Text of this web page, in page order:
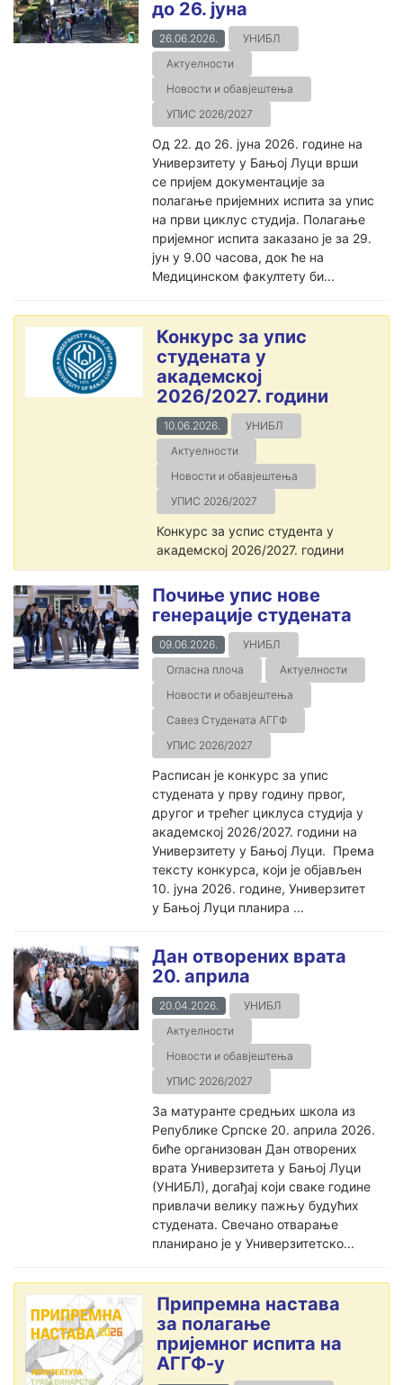
до 26. јуна
26.06.2026.
УНИБЛ
Актуелности
Новости и обавјештења
УПИС 2026/2027
Од 22. до 26. јуна 2026. године на
Универзитету у Бањој Луци врши
се пријем документације за
полагање пријемних испита за упис
на први циклус студија. Полагање
пријемног испита заказано је за 29.
јун у 9.00 часова, док ће на
Медицинском факултету би...
Конкурс за упис
студената у
академској
2026/2027. години
10.06.2026.
УНИБЛ
Актуелности
Новости и обавјештења
УПИС 2026/2027
Конкурс за успис студента у
академској 2026/2027. години
Почиње упис нове
генерације студената
09.06.2026.
УНИБЛ
Огласна плоча
Актуелности
Новости и обавјештења
Савез Студената АГГФ
УПИС 2026/2027
Расписан је конкурс за упис
студената у прву годину првог,
другог и трећег циклуса студија у
академској 2026/2027. години на
Универзитету у Бањој Луци. Према
тексту конкурса, који је објављен
10. јуна 2026. године, Универзитет
у Бањој Луци планира ...
Дан отворених врата
20. априла
20.04.2026.
УНИБЛ
Актуелности
Новости и обавјештења
УПИС 2026/2027
За матуранте средњих школа из
Републике Српске 20. априла 2026.
биће организован Дан отворених
врата Универзитета у Бањој Луци
(УНИБЛ), догађај који сваке године
привлачи велику пажњу будућих
студената. Свечано отварање
планирано је у Универзитетско...
Припремна настава
за полагање
пријемног испита на
АГГФ-у